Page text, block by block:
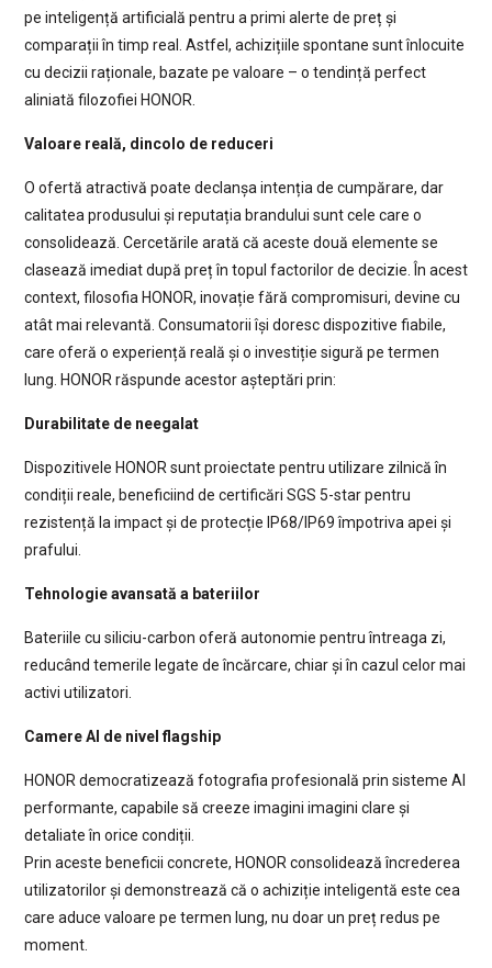
pe inteligență artificială pentru a primi alerte de preț și
comparații în timp real. Astfel, achizițiile spontane sunt înlocuite
cu decizii raționale, bazate pe valoare – o tendință perfect
aliniată filozofiei HONOR.
Valoare reală, dincolo de reduceri
O ofertă atractivă poate declanșa intenția de cumpărare, dar
calitatea produsului și reputația brandului sunt cele care o
consolidează. Cercetările arată că aceste două elemente se
clasează imediat după preț în topul factorilor de decizie. În acest
context, filosofia HONOR, inovație fără compromisuri, devine cu
atât mai relevantă. Consumatorii își doresc dispozitive fiabile,
care oferă o experiență reală și o investiție sigură pe termen
lung. HONOR răspunde acestor așteptări prin:
Durabilitate de neegalat
Dispozitivele HONOR sunt proiectate pentru utilizare zilnică în
condiții reale, beneficiind de certificări SGS 5-star pentru
rezistență la impact și de protecție IP68/IP69 împotriva apei și
prafului.
Tehnologie avansată a bateriilor
Bateriile cu siliciu-carbon oferă autonomie pentru întreaga zi,
reducând temerile legate de încărcare, chiar și în cazul celor mai
activi utilizatori.
Camere AI de nivel flagship
HONOR democratizează fotografia profesională prin sisteme AI
performante, capabile să creeze imagini imagini clare și
detaliate în orice condiții.
Prin aceste beneficii concrete, HONOR consolidează încrederea
utilizatorilor și demonstrează că o achiziție inteligentă este cea
care aduce valoare pe termen lung, nu doar un preț redus pe
moment.